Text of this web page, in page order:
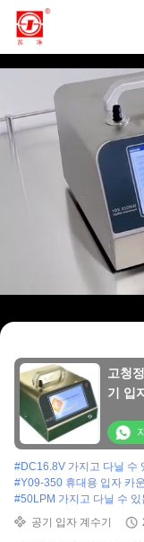
고청
기 입
#DC16.8V 가지고 다닐 수
#Y09-350 휴대용 입자 카
#50LPM 가지고 다닐 수 있
공기 입자 계수기